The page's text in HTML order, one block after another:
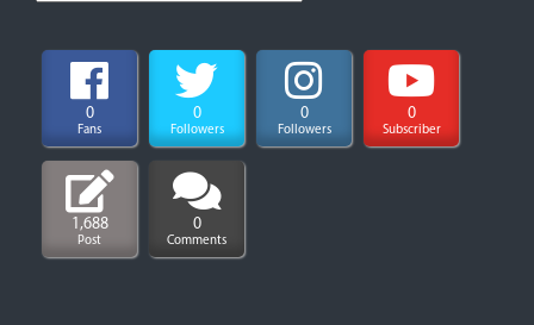
0
Fans
0
Followers
0
Followers
0
Subscriber
1,688
Post
0
Comments